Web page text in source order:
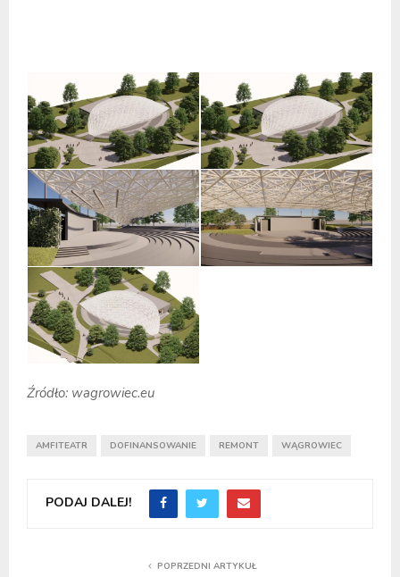
Źródło: wagrowiec.eu
AMFITEATR DOFINANSOWANIE REMONT WĄGROWIEC
PODAJ DALEJ!
POPRZEDNI ARTYKUŁ